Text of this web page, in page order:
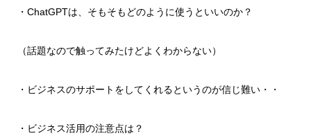
・ChatGPTは、そもそもどのように使うといいのか？
（話題なので触ってみたけどよくわからない）
・ビジネスのサポートをしてくれるというのが信じ難い・・
・ビジネス活用の注意点は？